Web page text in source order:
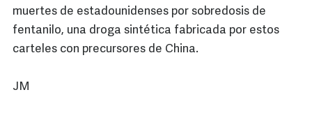
muertes de estadounidenses por sobredosis de
fentanilo, una droga sintética fabricada por estos
carteles con precursores de China.
JM